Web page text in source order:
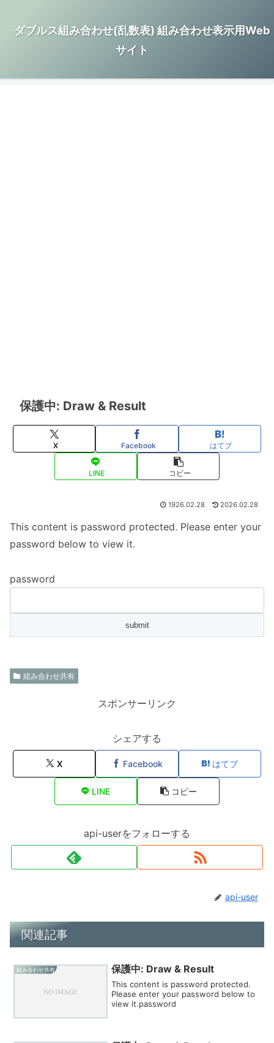
ダブルス組み合わせ(乱数表) 組み合わせ表示用Web
サイト
保護中: Draw & Result
X Facebook はてブ
LINE コピー
1926.02.28 2026.02.28
This content is password protected. Please enter your
password below to view it.
password
組み合わせ共有
スポンサーリンク
シェアする
X Facebook はてブ
LINE コピー
api-userをフォローする
api-user
関連記事
組み合わせ共有 保護中: Draw & Result
This content is password protected.
Please enter your password below to
view it.password